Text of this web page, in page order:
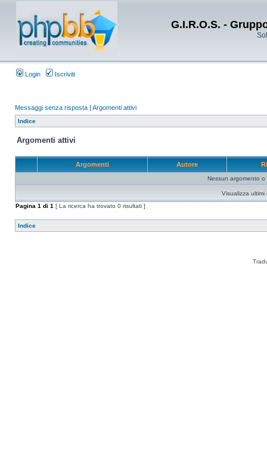
G.I.R.O.S. -
Login Iscriviti
Messaggi senza risposta | Argomenti attivi
Indice
Argomenti attivi
Argomenti Autore
Nessun argomento o
Visualizza ultimi
Pagina 1 di 1 [ La ricerca ha trovato 0 risultati ]
Indice